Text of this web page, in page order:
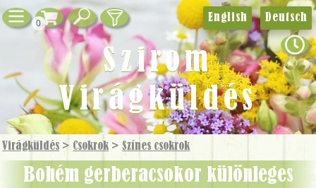
0
Virágküldés > Csokrok >Színes csokrok
Bohém gerberacsokor különleges
English Deutsch
Szirom
Virágküldés